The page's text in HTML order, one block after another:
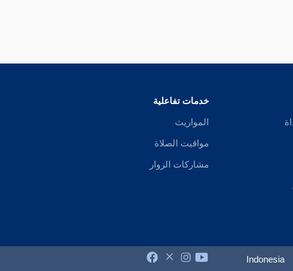
خدمات تفاعلية
المواريث
مواقيت الصلاة
مشاركات الزوار
Indonesia